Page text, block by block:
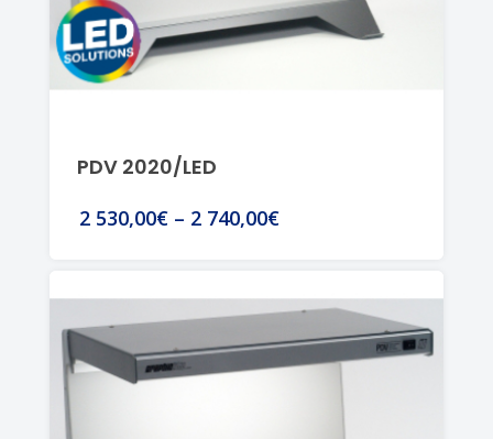
PDV 2020/LED
2 530,00€ – 2 740,00€